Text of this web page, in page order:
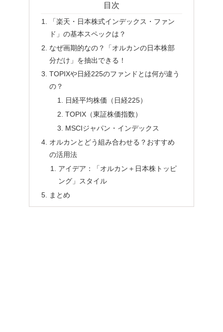
目次
「楽天・日本株式インデックス・ファン
ド」の基本スペックは？
なぜ画期的なの？「オルカンの日本株部
分だけ」を抽出できる！
TOPIXや日経225のファンドとは何が違う
の？
日経平均株価（日経225）
TOPIX（東証株価指数）
MSCIジャパン・インデックス
オルカンとどう組み合わせる？おすすめ
の活用法
アイデア：「オルカン＋日本株トッピ
ング」スタイル
まとめ